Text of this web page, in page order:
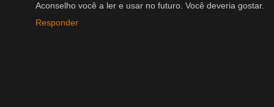
Aconselho você a ler e usar no futuro. Você deveria gostar.
Responder